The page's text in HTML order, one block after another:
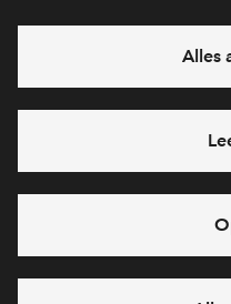
Ja, ik wil
Heb je een vraag en wil
vandaag gesloten,